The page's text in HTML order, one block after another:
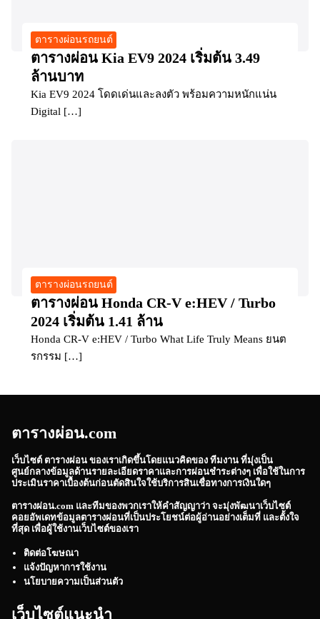
ตารางผ่อนรถยนต์
ตารางผ่อน Kia EV9 2024 เริ่มต้น 3.49
ล้านบาท
Kia EV9 2024 โดดเด่นและลงตัว พร้อมความหนักแน่น
Digital […]
ตารางผ่อนรถยนต์
ตารางผ่อน Honda CR-V e:HEV / Turbo
2024 เริ่มต้น 1.41 ล้าน
Honda CR-V e:HEV / Turbo What Life Truly Means ยนต
รกรรม […]
ตารางผ่อน.com
เว็บไซต์ ตารางผ่อน ของเราเกิดขึ้นโดยแนวคิดของ ทีมงาน ที่มุ่งเป็น
ศูนย์กลางข้อมูลด้านรายละเอียดราคาและการผ่อนชำระต่างๆ เพื่อใช้ในการ
ประเมินราคาเบื้องต้นก่อนตัดสินใจใช้บริการสินเชื่อทางการเงินใดๆ
ตารางผ่อน.com และทีมของพวกเราให้คำสัญญาว่า จะมุ่งพัฒนาเว็บไซต์
คอยอัพเดทข้อมูลตารางผ่อนที่เป็นประโยชน์ต่อผู้อ่านอย่างเต็มที่ และตั้งใจ
ที่สุด เพื่อผู้ใช้งานเว็บไซต์ของเรา
ติดต่อโฆษณา
แจ้งปัญหาการใช้งาน
นโยบายความเป็นส่วนตัว
เว็บไซต์แนะนำ